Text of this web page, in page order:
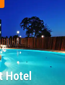
Hotel